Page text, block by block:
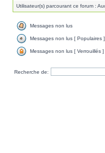
Utilisateur(s) parcourant ce forum :
Messages non lus
Messages non lus [ Populaires ]
Messages non lus [ Verrouillés ]
Recherche de: